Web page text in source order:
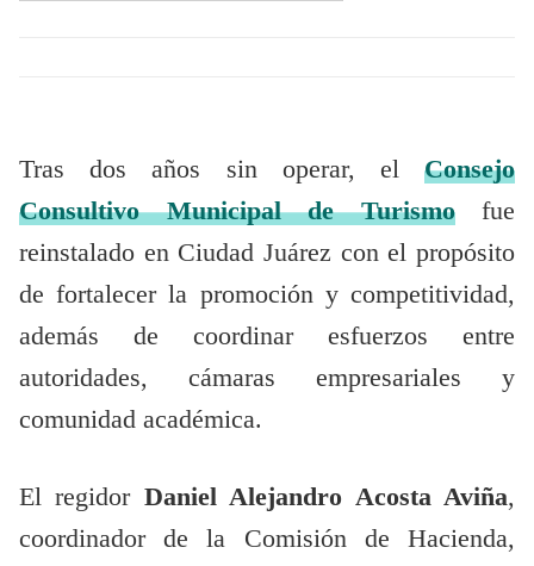
Tras dos años sin operar, el Consejo
Consultivo Municipal de Turismofue
reinstalado en Ciudad Juárez con el propósito
de fortalecer la promoción y competitividad,
además de coordinar esfuerzos entre
autoridades, cámaras empresariales y
comunidad académica.
El regidor Daniel Alejandro Acosta Aviña,
coordinador de la Comisión de Hacienda,